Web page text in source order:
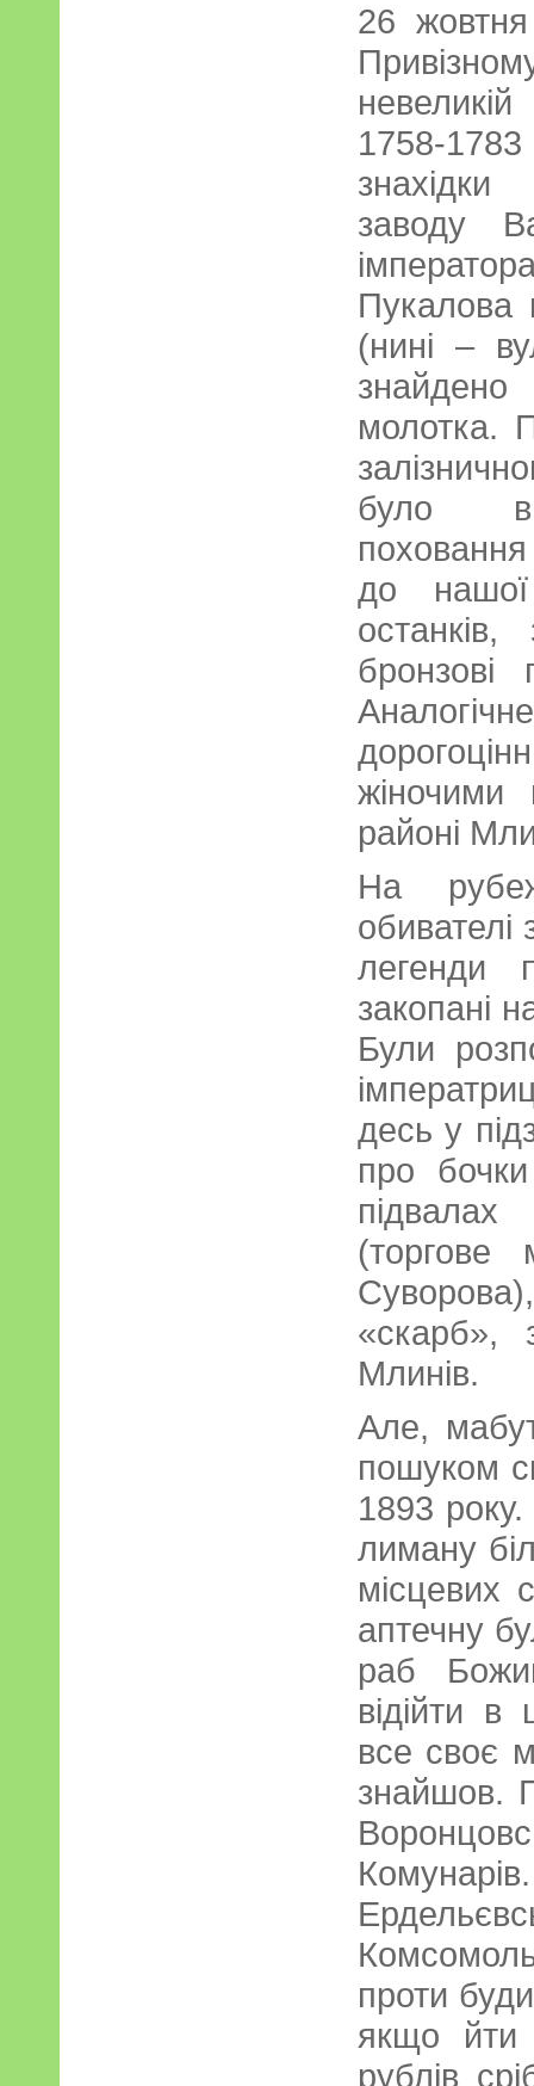
26
1758-
знахідки
заводу
Пукалова
(нині –
молотка.
було
до
бронзові
районі
На
обивателі
легенди
закопані
Були
десь у
про
(торгове
«скарб»,
Млинів.
Але,
пошуком
1893 року.
лиману
місцевих
аптечну
раб
відійти в
все своє
знайшов.
проти
якщо йти
рублів